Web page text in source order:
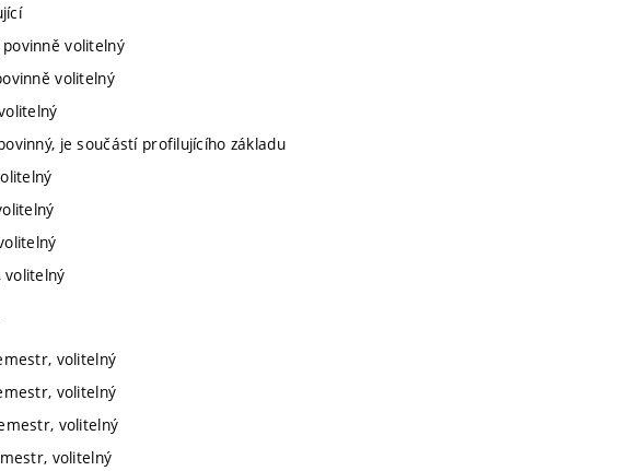
volitelný
volitelný
je součástí profilujícího základu
volitelný
volitelný
volitelný
volitelný
volitelný